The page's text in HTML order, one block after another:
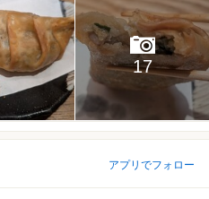
17
アプリでフォロー